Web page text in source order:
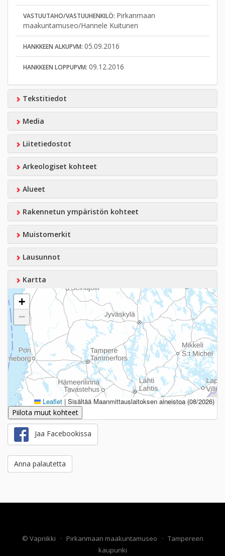
VASTUUTAHO/VASTUUHENKILÖ: Pirkanmaan
maakuntamuseo/Hannele Kuitunen
HANKKEEN ALKUPVM: 05.09.2016
HANKKEEN LOPPUPVM: 09.12.2016
Tekstitiedot
Media
Liitetiedostot
Arkeologiset kohteet
Alueet
Rakennetun ympäristön kohteet
Muistomerkit
Lausunnot
Kartta
+
−
Leaflet | Sisältää Maanmittauslaitoksen aineistoa (08/2026)
Piilota muut kohteet
Jaa Facebookissa
Anna palautetta
© Vapriikki · Pirkanmaan maakuntamuseo · Tampereen
kaupunki